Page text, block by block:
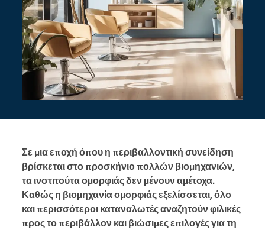
Σε μια εποχή όπου η περιβαλλοντική συνείδηση
βρίσκεται στο προσκήνιο πολλών βιομηχανιών,
τα ινστιτούτα ομορφιάς δεν μένουν αμέτοχα.
Καθώς η βιομηχανία ομορφιάς εξελίσσεται, όλο
και περισσότεροι καταναλωτές αναζητούν φιλικές
προς το περιβάλλον και βιώσιμες επιλογές για τη